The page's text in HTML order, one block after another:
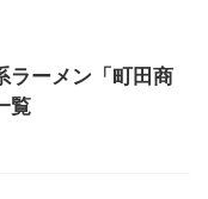
ラーメン「町田商
覧